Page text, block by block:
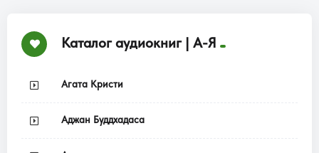
Каталог аудиокниг | А-Я
Агата Кристи
Аджан Буддхадаса